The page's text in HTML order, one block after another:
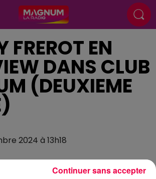
FREROT EN
DANS CLUB
(DEUXIEME
2024 à 13h18
Continuer sans accepter